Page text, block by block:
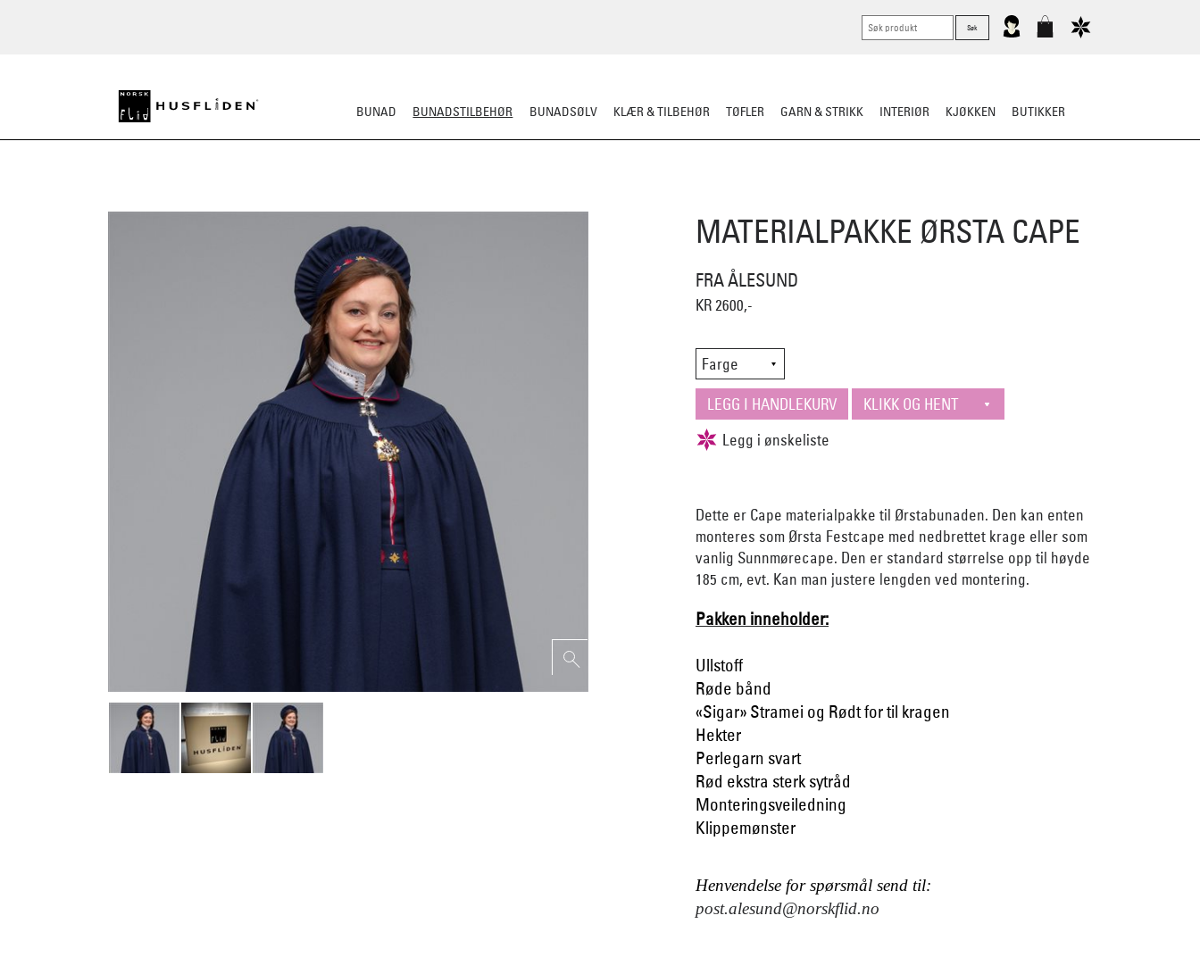
BUNAD BUNADSTILBEHØR BUNADSØLV KLÆR & TILBEHØR TØFLER GARN & STRIKK INTERIØR KJØKKEN BUTIKKER
MATERIALPAKKE ØRSTA CAPE
FRA ÅLESUND
KR 2600,-
Dette er Cape materialpakke til Ørstabunaden. Den kan enten
monteres som Ørsta Festcape med nedbrettet krage eller som
vanlig Sunnmørecape. Den er standard størrelse opp til høyde
185 cm, evt. Kan man justere lengden ved montering.
Pakken inneholder:
Ullstoff
Røde bånd
«Sigar» Stramei og Rødt for til kragen
Hekter
Perlegarn svart
Rød ekstra sterk sytråd
Monteringsveiledning
Klippemønster
Henvendelse for spørsmål send til:
post.alesund@norskflid.no